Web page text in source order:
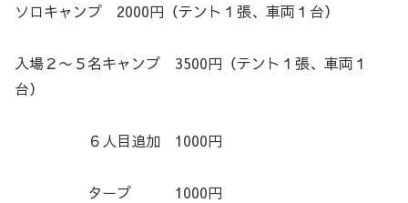
ソロキャンプ 2000円（テント１張、車両１台）
入場２〜５名キャンプ 3500円（テント１張、車両１
台）
６人目追加 1000円
タープ 1000円